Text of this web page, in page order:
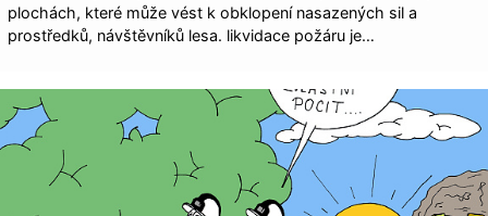
plochách, které může vést k obklopení nasazených sil a
prostředků, návštěvníků lesa. likvidace požáru je…